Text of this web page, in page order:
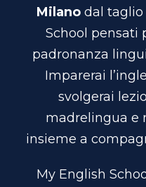
Milanodal taglio
School pensati
padronanza
Imparerai
svolgerai
madrelingua e
insieme a
My English